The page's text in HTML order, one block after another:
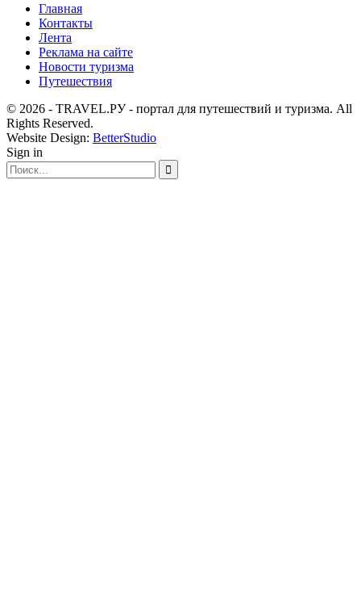
Главная
Контакты
Лента
Реклама на сайте
Новости туризма
Путешествия
© 2026 - TRAVEL.РУ - портал для путешествий и туризма. All
Rights Reserved.
Website Design: BetterStudio
Sign in